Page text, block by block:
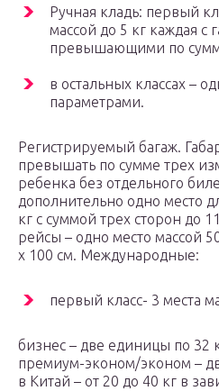
Ручная кладь: первый
массой до 5 кг каждая с
превышающими по
в остальных классах –
параметрами.
Регистрируемый багаж.
превышать по сумме трех
ребенка без отдельного
дополнительно одно место
кг с суммой трех сторон до
рейсы – одно место массой
х 100 см. Международные:
первый класс- 3 места
бизнес – две единицы по 32
премиум-эконом/эконом –
в Китай – от 20 до 40 кг в